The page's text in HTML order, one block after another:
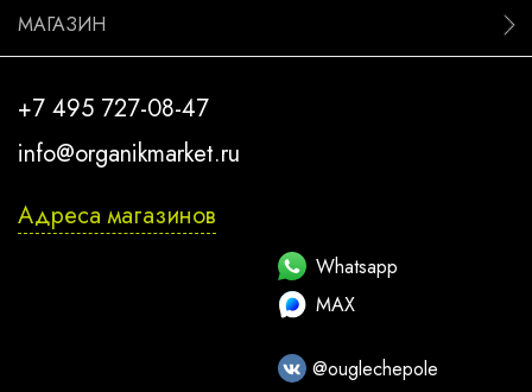
МАГАЗИН
+7 495 727-08-47
info@organikmarket.ru
Адреса магазинов
Whatsapp
MAX
@ouglechepole